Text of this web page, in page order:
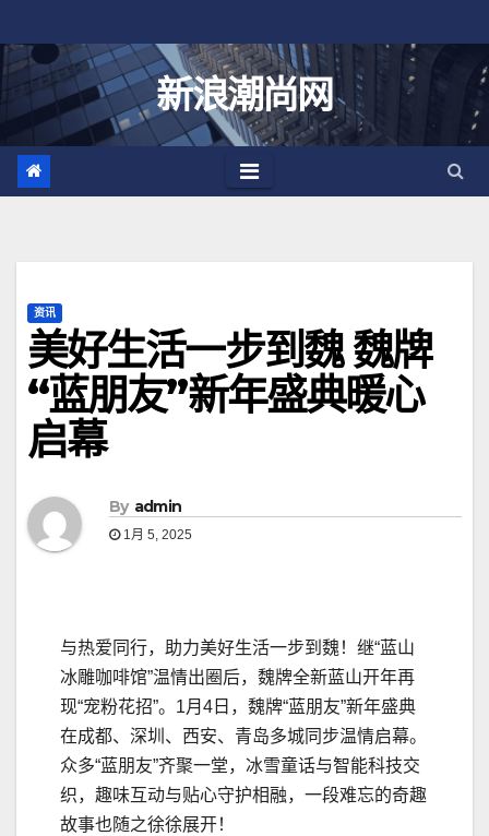
至
新浪潮尚网
资讯
美好生活一步到魏 魏牌
“蓝朋友”新年盛典暖心
启幕
By admin
1月 5, 2025
与热爱同行，助力美好生活一步到魏！继“蓝山
冰雕咖啡馆”温情出圈后，魏牌全新蓝山开年再
现“宠粉花招”。1月4日，魏牌“蓝朋友”新年盛典
在成都、深圳、西安、青岛多城同步温情启幕。
众多“蓝朋友”齐聚一堂，冰雪童话与智能科技交
织，趣味互动与贴心守护相融，一段难忘的奇趣
故事也随之徐徐展开！